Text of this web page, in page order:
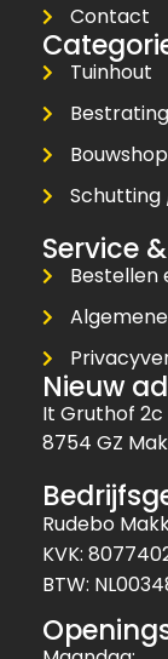
Contact
Tuinhout
Bestrating
Bouwshop
Service
Bestellen
Nieuw
It Gruthof
8754 GZ
Rudebo
KVK:
BTW: